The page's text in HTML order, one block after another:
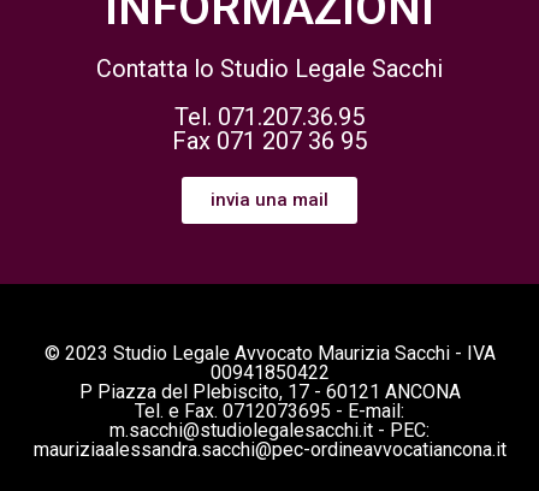
Contatta lo Studio Legale Sacchi
Tel. 071.207.36.95
Fax 071 207 36 95
invia una mail
© 2023 Studio Legale Avvocato Maurizia Sacchi - IVA
00941850422
P Piazza del Plebiscito, 17 - 60121 ANCONA
Tel. e Fax. 0712073695 - E-mail:
m.sacchi@studiolegalesacchi.it - PEC:
mauriziaalessandra.sacchi@pec-ordineavvocatiancona.it